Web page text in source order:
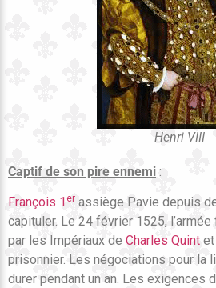
Henri VIII
Captif de son pire ennemi :
François 1 er assiège Pavie depuis
capituler. Le 24 février 1525,
par les Impériaux de Charles Quint et
prisonnier. Les négociations pour la
durer pendant un an. Les exigences